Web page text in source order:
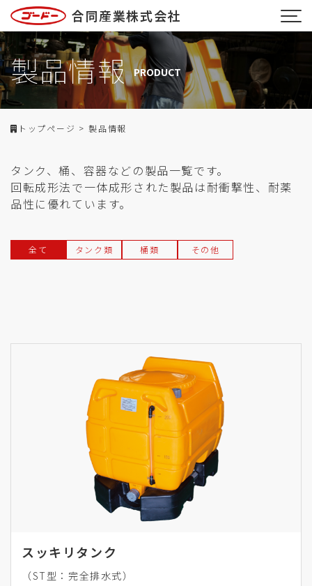
合同産業株式会社
製品情報 PRODUCT
トップページ >製品情報
タンク、桶、容器などの製品一覧です。
回転成形法で一体成形された製品は耐衝撃性、耐薬
品性に優れています。
全て タンク類 桶類 その他
スッキリタンク
（ST型：完全排水式）